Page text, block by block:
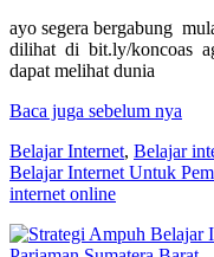
ayo segera bergabung
dilihat di bit.ly/koncoas
dapat melihat dunia
Baca juga sebelum nya
Belajar Internet, Belajar
Belajar Internet Untuk
internet online